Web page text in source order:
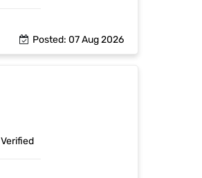
Posted: 07 Aug 2026
Verified